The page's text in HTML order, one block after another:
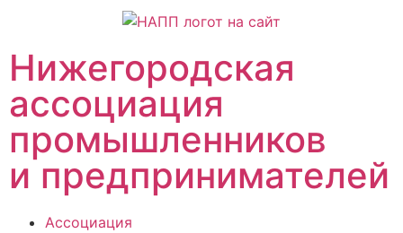
Нижегородская
ассоциация
промышленников
и предпринимателей
Ассоциация